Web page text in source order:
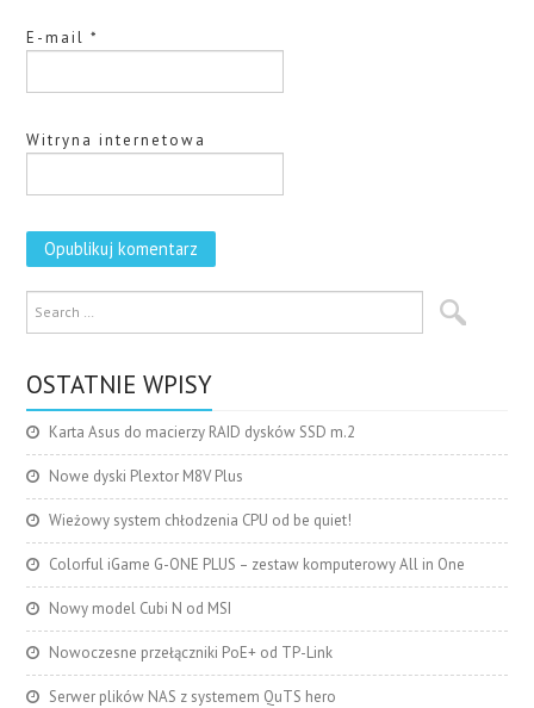
E-mail*
Witryna internetowa
OSTATNIE WPISY
Karta Asus do macierzy RAID dysków SSD m.2
Nowe dyski Plextor M8V Plus
Wieżowy system chłodzenia CPU od be quiet!
Colorful iGame G-ONE PLUS – zestaw komputerowy All in One
Nowy model Cubi N od MSI
Nowoczesne przełączniki PoE+ od TP-Link
Serwer plików NAS z systemem QuTS hero